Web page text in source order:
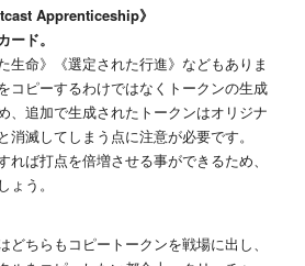
Apprenticeship》
ード。
生命》《選定された行進》などもありま
コピーするわけではなくトークンの生成
、追加で生成されたトークンはオリジナ
消滅してしまう点に注意が必要です。
れば打点を倍増させる事ができるため、
う。
どちらもコピートークンを戦場に出し、